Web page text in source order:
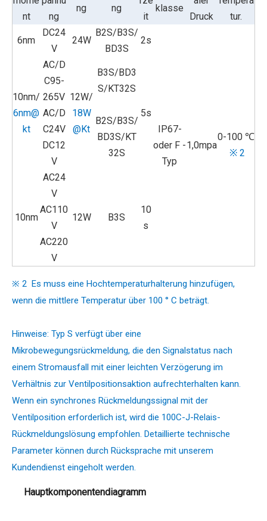
nt
ng
ng ng
it
klasse
Druck
tur.
6nm
DC24
V
24W
B2S/B3S/
BD3S
2s
IP67-
oder F -
Typ
1,0mpa
0-100 ℃
※ 2
10nm/
6nm@
kt
AC/D
C95-
265V 12W/
18W
@Kt
B3S/BD3
S/KT32S
5s
AC/D
C24V
B2S/B3S/
BD3S/KT
32S
DC12
V
10nm
AC24
V
12W B3S
10
s
AC110
V
AC220
V
※ 2 Es muss eine Hochtemperaturhalterung hinzufügen,
wenn die mittlere Temperatur über 100 ° C beträgt.
Hinweise: Typ S verfügt über eine
Mikrobewegungsrückmeldung, die den Signalstatus nach
einem Stromausfall mit einer leichten Verzögerung im
Verhältnis zur Ventilpositionsaktion aufrechterhalten kann.
Wenn ein synchrones Rückmeldungssignal mit der
Ventilposition erforderlich ist, wird die 100C-J-Relais-
Rückmeldungslösung empfohlen. Detaillierte technische
Parameter können durch Rücksprache mit unserem
Kundendienst eingeholt werden.
Hauptkomponentendiagramm